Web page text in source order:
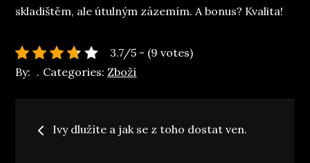
skladištěm, ale útulným zázemím. A bonus? Kvalita!
3.7/5 - (9 votes)
By:
Categories:Zboží
Navigace
Ivy dlužíte a jak se z toho dostat ven.